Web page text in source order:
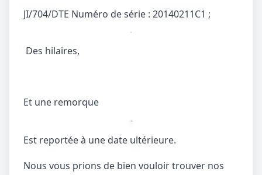
JI/704/DTE Numéro de série : 20140211C1 ;
Des hilaires,
Et une remorque
Est reportée à une date ultérieure.
Nous vous prions de bien vouloir trouver nos